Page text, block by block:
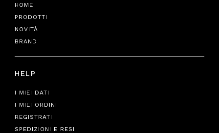
HOME
PRODOTTI
NOVITÀ
BRAND
HELP
I MIEI DATI
I MIEI ORDINI
REGISTRATI
SPEDIZIONI E RESI